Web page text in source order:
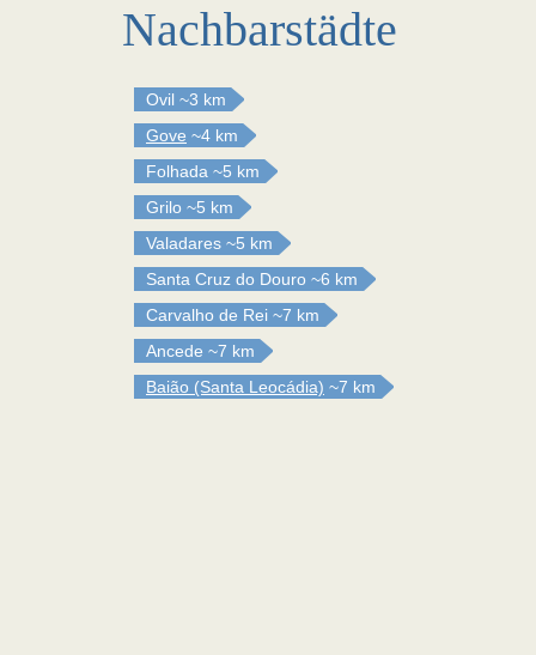
Nachbarstädte
Ovil ~3 km
Gove ~4 km
Folhada ~5 km
Grilo ~5 km
Valadares ~5 km
Santa Cruz do Douro ~6 km
Carvalho de Rei ~7 km
Ancede ~7 km
Baião (Santa Leocádia) ~7 km